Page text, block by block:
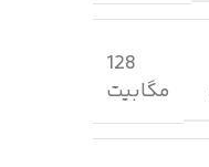
128
مگابیت